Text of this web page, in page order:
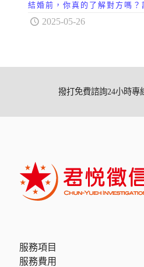
結婚前，你真的了解對方嗎？
2025-05-26
撥打免費諮詢24小時專
服務項目
服務費用